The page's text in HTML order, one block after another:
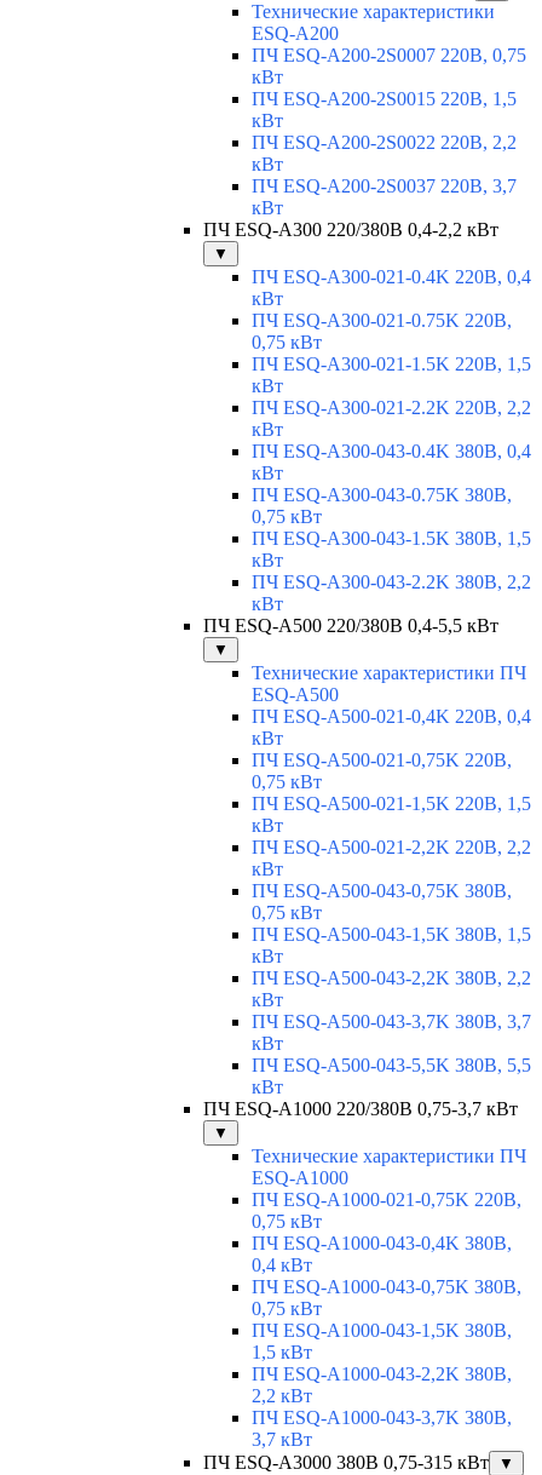
Технические характеристики
ESQ-A200
ПЧ ESQ-A200-2S0007 220В, 0,75
кВт
ПЧ ESQ-A200-2S0015 220В, 1,5
кВт
ПЧ ESQ-A200-2S0022 220В, 2,2
кВт
ПЧ ESQ-A200-2S0037 220В, 3,7
кВт
ПЧ ESQ-A300 220/380В 0,4-2,2 кВт
▼
ПЧ ESQ-A300-021-0.4K 220В, 0,4
кВт
ПЧ ESQ-A300-021-0.75K 220В,
0,75 кВт
ПЧ ESQ-A300-021-1.5K 220В, 1,5
кВт
ПЧ ESQ-A300-021-2.2K 220В, 2,2
кВт
ПЧ ESQ-A300-043-0.4K 380В, 0,4
кВт
ПЧ ESQ-A300-043-0.75K 380В,
0,75 кВт
ПЧ ESQ-A300-043-1.5K 380В, 1,5
кВт
ПЧ ESQ-A300-043-2.2K 380В, 2,2
кВт
ПЧ ESQ-A500 220/380В 0,4-5,5 кВт
▼
Технические характеристики ПЧ
ESQ-A500
ПЧ ESQ-A500-021-0,4K 220В, 0,4
кВт
ПЧ ESQ-A500-021-0,75K 220В,
0,75 кВт
ПЧ ESQ-A500-021-1,5K 220В, 1,5
кВт
ПЧ ESQ-A500-021-2,2K 220В, 2,2
кВт
ПЧ ESQ-A500-043-0,75K 380В,
0,75 кВт
ПЧ ESQ-A500-043-1,5K 380В, 1,5
кВт
ПЧ ESQ-A500-043-2,2K 380В, 2,2
кВт
ПЧ ESQ-A500-043-3,7K 380В, 3,7
кВт
ПЧ ESQ-A500-043-5,5K 380В, 5,5
кВт
ПЧ ESQ-A1000 220/380В 0,75-3,7 кВт
▼
Технические характеристики ПЧ
ESQ-A1000
ПЧ ESQ-A1000-021-0,75K 220В,
0,75 кВт
ПЧ ESQ-A1000-043-0,4K 380В,
0,4 кВт
ПЧ ESQ-A1000-043-0,75K 380В,
0,75 кВт
ПЧ ESQ-A1000-043-1,5K 380В,
1,5 кВт
ПЧ ESQ-A1000-043-2,2K 380В,
2,2 кВт
ПЧ ESQ-A1000-043-3,7K 380В,
3,7 кВт
ПЧ ESQ-A3000 380В 0,75-315 кВт
▼